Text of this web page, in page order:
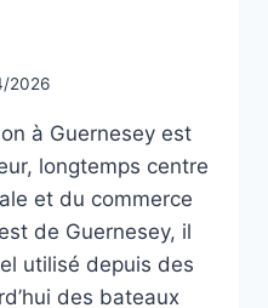
2026
à Guernesey est
longtemps centre
et du commerce
de Guernesey, il
utilisé depuis des
des bateaux